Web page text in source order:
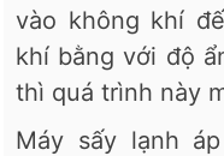
vào không khí
khí bằng với độ
thì quá trình này
Máy sấy lạnh